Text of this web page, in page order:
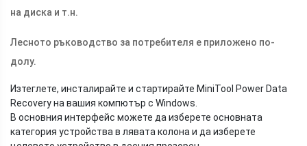
на диска и т.н.
Лесното ръководство за потребителя е приложено по-
долу.
Изтеглете, инсталирайте и стартирайте MiniTool Power Data
Recovery на вашия компютър с Windows.
В основния интерфейс можете да изберете основната
категория устройства в лявата колона и да изберете